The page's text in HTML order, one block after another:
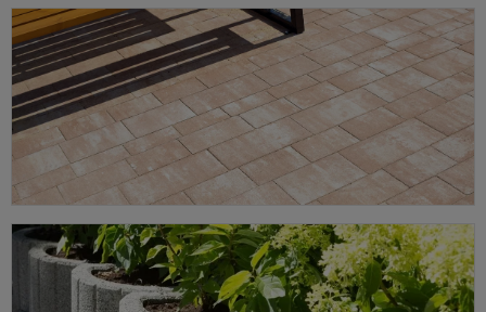
Obrzeża
Obrzeża trawnikowe i chodnikowe — prosta granica między
kostką a trawnikiem.
ZOBACZ OFERTĘ ➔
Kostki brukowe
Kostka dekoracyjna pod taras i podjazd oraz kostka
przemysłowa pod drogi i place — jeden dostawca na cały teren